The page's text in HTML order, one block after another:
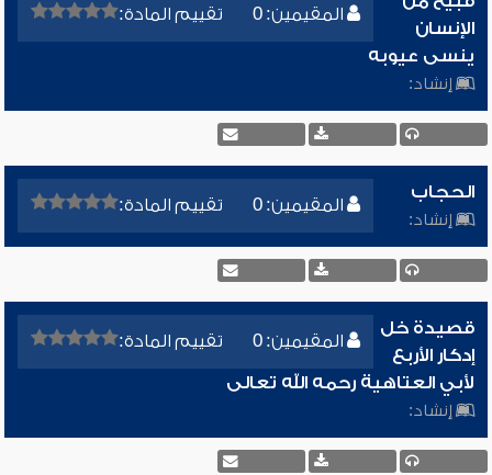
المقيمين: 0 تقييم المادة:
الإنسان
ينسى عيوبه
إنشاد:
المقيمين: 0 تقييم المادة:
الحجاب
إنشاد:
المقيمين: 0 تقييم المادة:
قصيدة خل
إدكار الأربع
لأبي العتاهية رحمه الله تعالى
إنشاد: